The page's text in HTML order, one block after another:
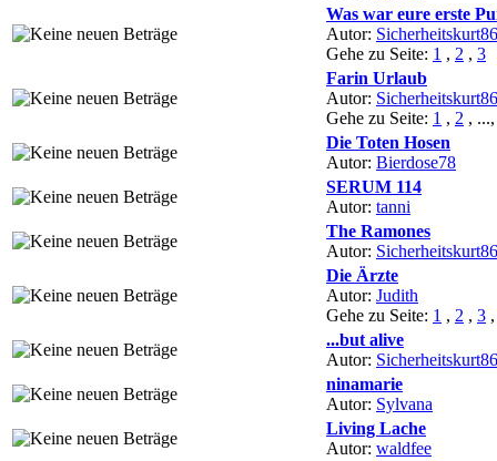
Was war eure erste
Autor: Sicherheitskurt86
Gehe zu Seite: 1 , 2 , 3
Farin Urlaub
Autor: Sicherheitskurt86
Gehe zu Seite: 1 , 2 ,
Die Toten Hosen
Autor: Bierdose78
SERUM 114
Autor: tanni
The Ramones
Autor: Sicherheitskurt86
Die Ärzte
Autor: Judith
Gehe zu Seite: 1 , 2 , 3
...but alive
Autor: Sicherheitskurt86
ninamarie
Autor: Sylvana
Living Lache
Autor: waldfee